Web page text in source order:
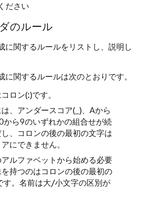
ださい
のルール
に関するルールをリストし、説明し
に関するルールは次のとおりです。
ロン(:)です。
、アンダースコア(_)、Aから
から9のいずれかの組合せが続
、コロンの後の最初の文字は
にできません。
ルファベットから始める必要
持つのはコロンの後の最初の
す。名前は大/小文字の区別が